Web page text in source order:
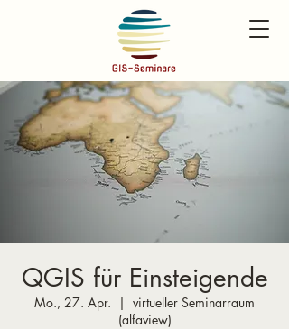
QGIS für Einsteigende
Mo., 27. Apr.
  |
virtueller Seminarraum
(alfaview)